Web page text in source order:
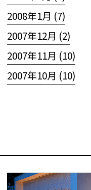
2008年1月 (7)
2007年12月 (2)
2007年11月 (10)
2007年10月 (10)